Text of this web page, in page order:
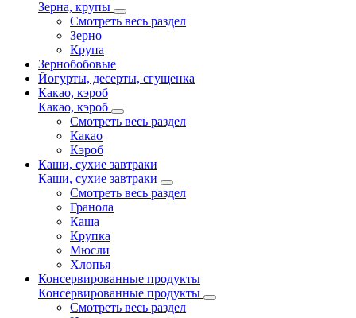
Зерна, крупы
Смотреть весь раздел
Зерно
Крупа
Зернобобовые
Йогурты, десерты, сгущенка
Какао, кэроб
Какао, кэроб
Смотреть весь раздел
Какао
Кэроб
Каши, сухие завтраки
Каши, сухие завтраки
Смотреть весь раздел
Гранола
Каша
Крупка
Мюсли
Хлопья
Консервированные продукты
Консервированные продукты
Смотреть весь раздел